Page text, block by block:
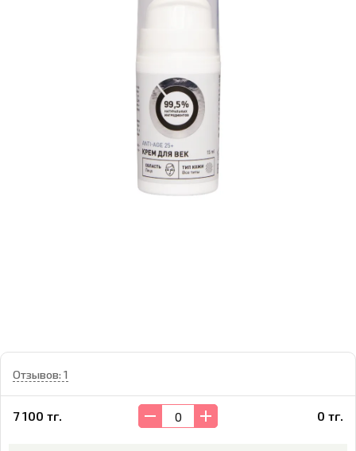
Отзывов: 1
7 100 тг. 0 тг.